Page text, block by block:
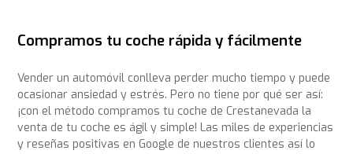
Compramos tu coche rápida y fácilmente
Vender un automóvil conlleva perder mucho tiempo y puede
ocasionar ansiedad y estrés. Pero no tiene por qué ser así:
¡con el método compramos tu coche de Crestanevada la
venta de tu coche es ágil y simple! Las miles de experiencias
y reseñas positivas en Google de nuestros clientes así lo